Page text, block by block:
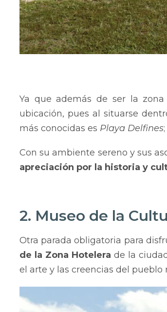
Ya que además de ser la
ubicación, pues al situarse
más conocidas es Playa Delfines
Con su ambiente sereno y sus
apreciación por la historia y
2. Museo de la
Otra parada obligatoria para
de la Zona Hotelera de la
el arte y las creencias del pueblo